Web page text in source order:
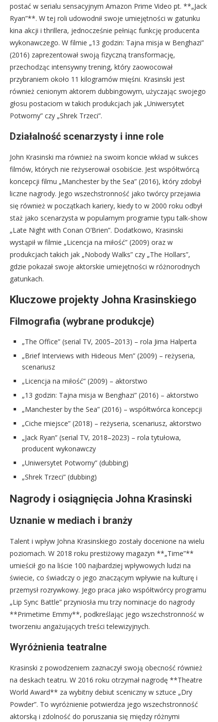
postać w serialu sensacyjnym Amazon Prime Video pt. **„Jack
Ryan”**. W tej roli udowodnił swoje umiejętności w gatunku
kina akcji i thrillera, jednocześnie pełniąc funkcję producenta
wykonawczego. W filmie „13 godzin: Tajna misja w Benghazi”
(2016) zaprezentował swoją fizyczną transformację,
przechodząc intensywny trening, który zaowocował
przybraniem około 11 kilogramów mięśni. Krasinski jest
również cenionym aktorem dubbingowym, użyczając swojego
głosu postaciom w takich produkcjach jak „Uniwersytet
Potworny” czy „Shrek Trzeci”.
Działalność scenarzysty i inne role
John Krasinski ma również na swoim koncie wkład w sukces
filmów, których nie reżyserował osobiście. Jest współtwórcą
koncepcji filmu „Manchester by the Sea” (2016), który zdobył
liczne nagrody. Jego wszechstronność jako twórcy przejawia
się również w początkach kariery, kiedy to w 2000 roku odbył
staż jako scenarzysta w popularnym programie typu talk-show
„Late Night with Conan O’Brien”. Dodatkowo, Krasinski
wystąpił w filmie „Licencja na miłość” (2009) oraz w
produkcjach takich jak „Nobody Walks” czy „The Hollars”,
gdzie pokazał swoje aktorskie umiejętności w różnorodnych
gatunkach.
Kluczowe projekty Johna Krasinskiego
Filmografia (wybrane produkcje)
„The Office” (serial TV, 2005–2013) – rola Jima Halperta
„Brief Interviews with Hideous Men” (2009) – reżyseria,
scenariusz
„Licencja na miłość” (2009) – aktorstwo
„13 godzin: Tajna misja w Benghazi” (2016) – aktorstwo
„Manchester by the Sea” (2016) – współtwórca koncepcji
„Ciche miejsce” (2018) – reżyseria, scenariusz, aktorstwo
„Jack Ryan” (serial TV, 2018–2023) – rola tytułowa,
producent wykonawczy
„Uniwersytet Potworny” (dubbing)
„Shrek Trzeci” (dubbing)
Nagrody i osiągnięcia Johna Krasinski
Uznanie w mediach i branży
Talent i wpływ Johna Krasinskiego zostały docenione na wielu
poziomach. W 2018 roku prestiżowy magazyn **„Time”**
umieścił go na liście 100 najbardziej wpływowych ludzi na
świecie, co świadczy o jego znaczącym wpływie na kulturę i
przemysł rozrywkowy. Jego praca jako współtwórcy programu
„Lip Sync Battle” przyniosła mu trzy nominacje do nagrody
**Primetime Emmy**, podkreślając jego wszechstronność w
tworzeniu angażujących treści telewizyjnych.
Wyróżnienia teatralne
Krasinski z powodzeniem zaznaczył swoją obecność również
na deskach teatru. W 2016 roku otrzymał nagrodę **Theatre
World Award** za wybitny debiut sceniczny w sztuce „Dry
Powder”. To wyróżnienie potwierdza jego wszechstronność
aktorską i zdolność do poruszania się między różnymi